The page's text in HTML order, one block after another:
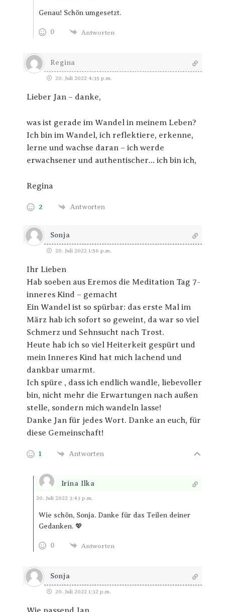
Genau! Schön umgesetzt.
0 Antworten
Regina
20. Juli 2022 4:35 p.m.
Lieber Jan – danke,
was ist gerade im Wandel in meinem Leben?
Ich bin im Wandel, ich reflektiere, erkenne,
lerne und wachse daran – ich werde
erwachsener und authentischer… ich bin ich,
Regina
2 Antworten
Sonja
20. Juli 2022 1:56 p.m.
Ihr Lieben
Hab soeben aus Eremos die Meditation Tag 7-
inneres Kind – gemacht
Ein Wandel ist so spürbar: das erste Mal im
März hab ich sofort so geweint, da war so viel
Schmerz und Sehnsucht nach Trost.
Heute hab ich so viel Heiterkeit gespürt und
mein Inneres Kind hat mich lachend und
dankbar umarmt.
Ich spüre , dass ich endlich wandle, liebevoller
bin, nicht mehr die Erwartungen nach außen
stelle, sondern mich wandeln lasse!
Danke Jan für jedes Wort. Danke an euch, für
diese Gemeinschaft!
1 Antworten
Irina Ilka
Antworten
20. Juli 2022 3:43 p.m.
Wie schön, Sonja. Danke für das Teilen deiner
Gedanken. 💖
0 Antworten
Sonja
20. Juli 2022 1:32 p.m.